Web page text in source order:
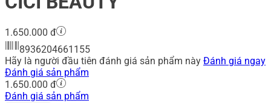
1.650.000 đ
8936204661155
Hãy là người đầu tiên đánh giá sản phẩm này Đánh giá ngay
Đánh giá sản phẩm
1.650.000 đ
Đánh giá sản phẩm